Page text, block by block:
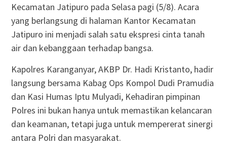
Kecamatan Jatipuro pada Selasa pagi (5/8). Acara
yang berlangsung di halaman Kantor Kecamatan
Jatipuro ini menjadi salah satu ekspresi cinta tanah
air dan kebanggaan terhadap bangsa.
Kapolres Karanganyar, AKBP Dr. Hadi Kristanto, hadir
langsung bersama Kabag Ops Kompol Dudi Pramudia
dan Kasi Humas Iptu Mulyadi, Kehadiran pimpinan
Polres ini bukan hanya untuk memastikan kelancaran
dan keamanan, tetapi juga untuk mempererat sinergi
antara Polri dan masyarakat.